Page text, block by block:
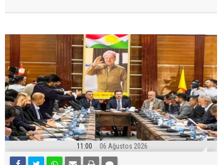
11:00 06 Ağustos 2026